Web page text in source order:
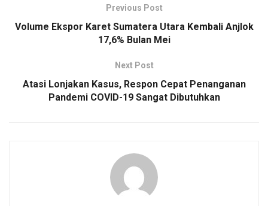
Previous Post
Volume Ekspor Karet Sumatera Utara Kembali Anjlok
17,6% Bulan Mei
Next Post
Atasi Lonjakan Kasus, Respon Cepat Penanganan
Pandemi COVID-19 Sangat Dibutuhkan